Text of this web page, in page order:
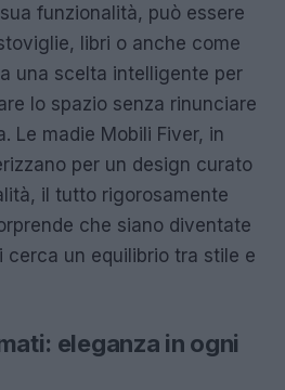
funzionalità, può essere
libri o anche come
una scelta intelligente per
lo spazio senza rinunciare
Le madie Mobili Fiver, in
per un design curato
il tutto rigorosamente
che siano diventate
cerca un equilibrio tra stile e
eleganza in ogni